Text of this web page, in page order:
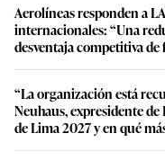
Aerolíneas responden a
internacionales: “Una
desventaja competitiva de
“La organización está
Neuhaus, expresidente
de Lima 2027 y en qué